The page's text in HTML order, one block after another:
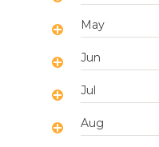
May
Jun
Jul
Aug